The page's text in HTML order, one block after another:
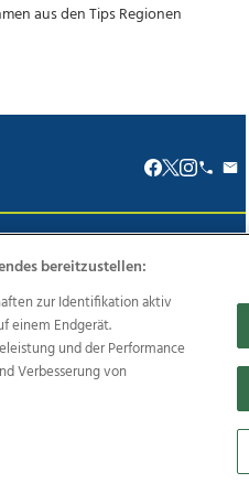
Politische Werbung
Promenaden Galerien
bereitzustellen:
zur Identifikation aktiv
einem Endgerät.
und der Performance
Verbesserung von